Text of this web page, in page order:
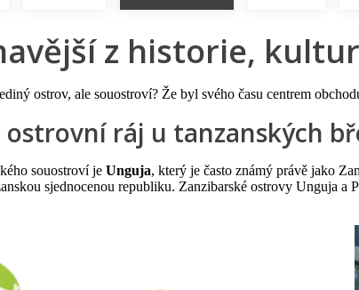
z historie,
ostrov, ale souostroví? Že byl svého času centrem
ostrovní ráj u tanzanských
souostroví je Unguja, který je často známý právě jako
sjednocenou republiku. Zanzibarské ostrovy Unguja a